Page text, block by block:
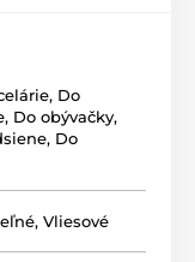
s jemným
odolnosťou a
, Do
, Do obývačky,
, Do
, Vliesové